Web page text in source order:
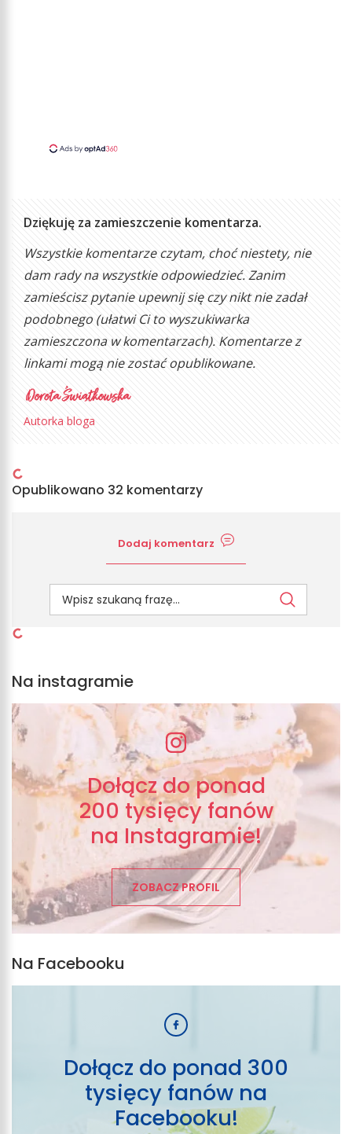
Dziękuję za zamieszczenie komentarza.
Wszystkie komentarze czytam, choć niestety, nie
dam rady na wszystkie odpowiedzieć. Zanim
zamieścisz pytanie upewnij się czy nikt nie zadał
podobnego (ułatwi Ci to wyszukiwarka
zamieszczona w komentarzach). Komentarze z
linkami mogą nie zostać opublikowane.
Autorka bloga
Opublikowano 32 komentarzy
Dodaj komentarz
Na instagramie
Dołącz do ponad
200 tysięcy fanów
na Instagramie!
ZOBACZ PROFIL
Na Facebooku
Dołącz do ponad 300
tysięcy fanów na
Facebooku!